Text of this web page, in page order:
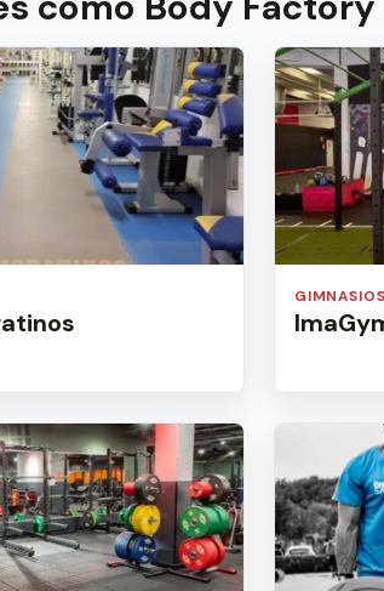
GIMNASIOS